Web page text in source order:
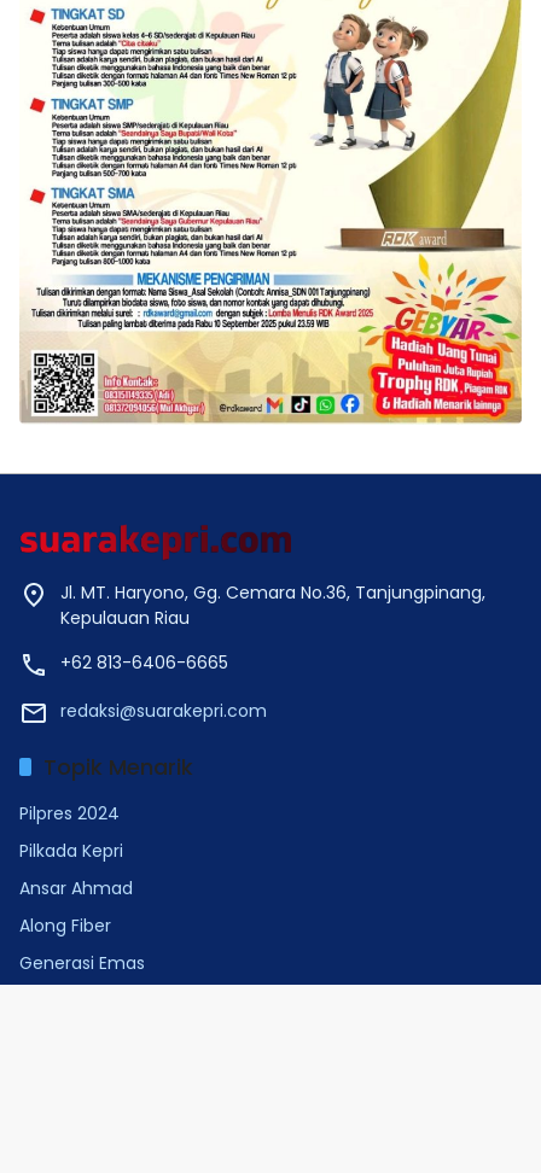
Jl. MT. Haryono, Gg. Cemara No.36, Tanjungpinang,
Kepulauan Riau
+62 813-6406-6665
redaksi@suarakepri.com
Topik Menarik
Pilpres 2024
Pilkada Kepri
Ansar Ahmad
Along Fiber
Generasi Emas